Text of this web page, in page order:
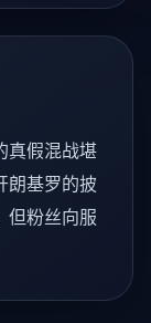
真假混战堪
朗基罗的披
但粉丝向服